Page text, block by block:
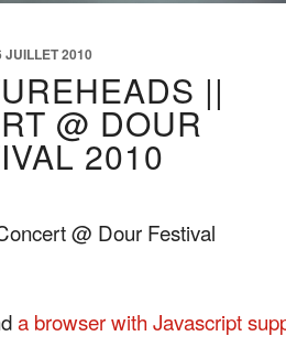
JUILLET 2010
||
@ DOUR
2010
@ Dour Festival
a browser with Javascript